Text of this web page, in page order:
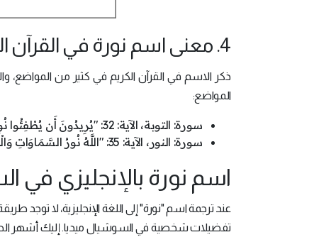
4. معنى اسم نورة في القرآن الكريم
ذكر الاسم في القرآن الكريم في كثير من المواضع،
المواضع:
سورة: التوبة، الآية: 32: "يُرِيدُونَ أَن يُطْفِئُوا نُورَ اللَّهِ بِأَفْوَاهِهِمْ وَيَأْبَى اللَّهُ إِلَّا أَن يُتِمَّ نُورَهُ".
سورة: النور، الآية: 35: "اللَّهُ نُورُ السَّمَاوَاتِ وَالْأَرْضِ".
اسم نورة بالإنجليزي في
عند ترجمة اسم "نورة" إلى اللغة الإنجليزية، لا توجد
تفضيلات شخصية في السوشيال ميديا. إليك أشهر